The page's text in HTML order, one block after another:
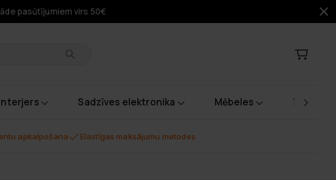
pasūtījumiem virs 50€
Sadzīves elektronika Mēbeles
apkalpošana Elastīgas maksājumu metodes